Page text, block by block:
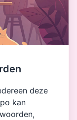
deze
kan